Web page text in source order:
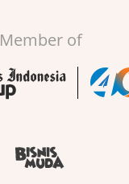
Member of